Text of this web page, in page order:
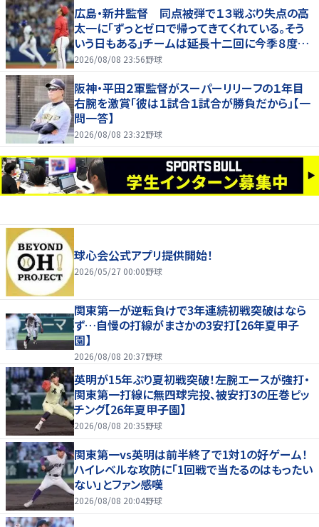
広島・新井監督 同点被弾で１３戦ぶり失点の高
太一に「ずっとゼロで帰ってきてくれている。そう
いう日もある」チームは延長十二回に今季８度目
サヨナラ負け
2026/08/08 23:56野球
阪神・平田２軍監督がスーパーリリーフの１年目
右腕を激賞「彼は１試合１試合が勝負だから」【一
問一答】
2026/08/08 23:32野球
球心会公式アプリ提供開始！
2026/05/27 00:00野球
関東第一が逆転負けで3年連続初戦突破はなら
ず…自慢の打線がまさかの3安打【26年夏甲子
園】
2026/08/08 20:37野球
英明が15年ぶり夏初戦突破！左腕エースが強打・
関東第一打線に無四球完投、被安打3の圧巻ピッ
チング【26年夏甲子園】
2026/08/08 20:35野球
関東第一vs英明は前半終了で1対1の好ゲーム！
ハイレベルな攻防に「1回戦で当たるのはもったい
ない」とファン感嘆
2026/08/08 20:04野球